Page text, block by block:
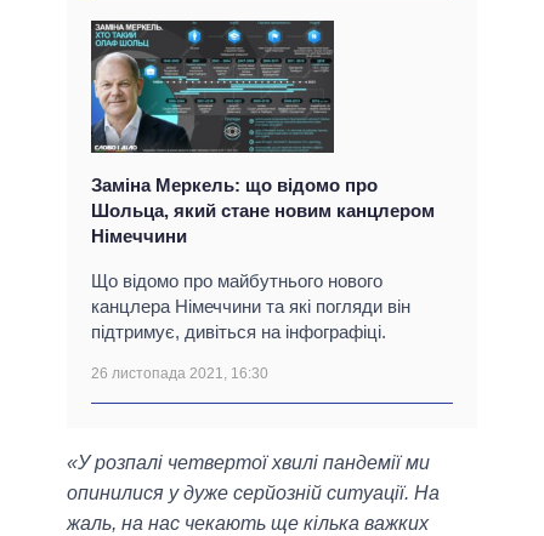
Заміна Меркель: що відомо про
Шольца, який стане новим канцлером
Німеччини
Що відомо про майбутнього нового
канцлера Німеччини та які погляди він
підтримує, дивіться на інфографіці.
26 листопада 2021, 16:30
«У розпалі четвертої хвилі пандемії ми
опинилися у дуже серйозній ситуації. На
жаль, на нас чекають ще кілька важких